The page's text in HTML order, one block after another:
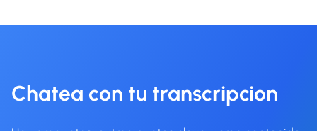
Chatea con tu transcripcion